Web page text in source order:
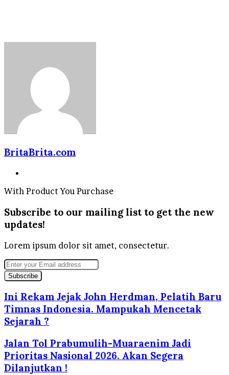
BritaBrita.com
With Product You Purchase
Subscribe to our mailing list to get the new
updates!
Lorem ipsum dolor sit amet, consectetur.
Enter
your
Email
address
Ini Rekam Jejak John Herdman, Pelatih Baru
Timnas Indonesia. Mampukah Mencetak
Sejarah ?
Jalan Tol Prabumulih-Muaraenim Jadi
Prioritas Nasional 2026. Akan Segera
Dilanjutkan !